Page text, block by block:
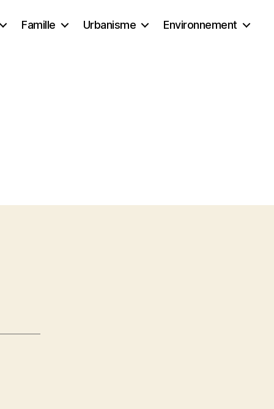
Famille Urbanisme Environnement